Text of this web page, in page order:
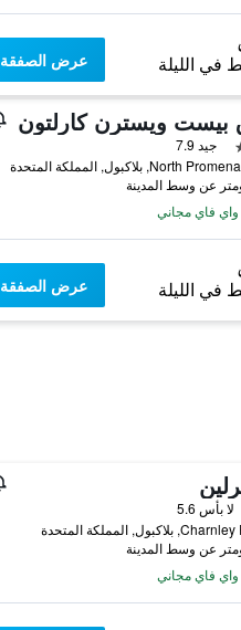
في الليلة عرض الصفقة
بيست ويسترن كارلتون
جيد 7.9
واي فاي مجاني
في الليلة عرض الصفقة
لا بأس 5.6
واي فاي مجاني